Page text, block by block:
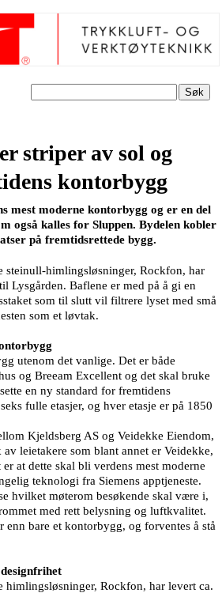
Søk
striper av sol og
kontorbygg
mest moderne kontorbygg og er en del
også kalles for Sluppen. Bydelen kobler
på fremtidsrettede bygg.
steinull-himlingsløsninger, Rockfon, har
Lysgården. Baflene er med på å gi en
som til slutt vil filtrere lyset med små
som et løvtak.
utenom det vanlige. Det er både
og Breeam Excellent og det skal bruke
en ny standard for fremtidens
fulle etasjer, og hver etasje er på 1850
Kjeldsberg AS og Veidekke Eiendom,
leietakere som blant annet er Veidekke,
at dette skal bli verdens mest moderne
teknologi fra Siemens apptjeneste.
hvilket møterom besøkende skal være i,
med rett belysning og luftkvalitet.
bare et kontorbygg, og forventes å stå
himlingsløsninger, Rockfon, har levert ca.